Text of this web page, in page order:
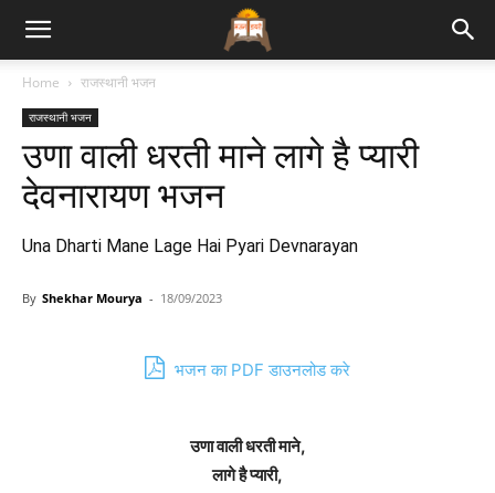
Bhajan
Lyrics
Home राजस्थानी भजन
राजस्थानी भजन
उणा वाली धरती माने लागे है प्यारी
देवनारायण भजन
Una Dharti Mane Lage Hai Pyari Devnarayan
By Shekhar Mourya - 18/09/2023
भजन का PDF डाउनलोड करे
उणा वाली धरती माने,
लागे है प्यारी,